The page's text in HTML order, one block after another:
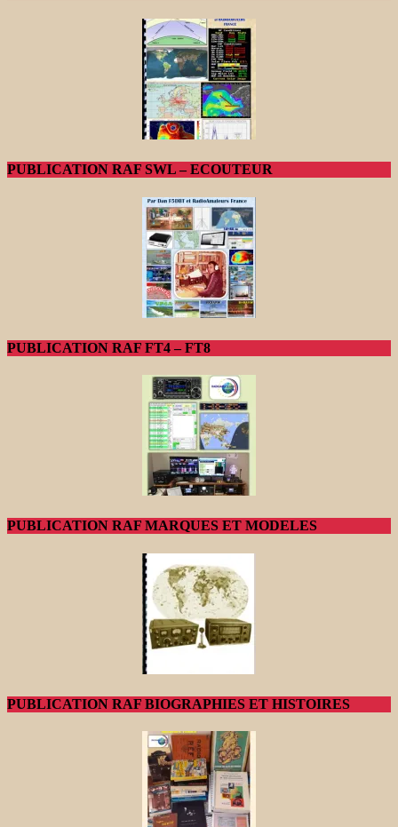
PUBLICATION RAF SWL – ECOUTEUR
PUBLICATION RAF FT4 – FT8
PUBLICATION RAF MARQUES ET MODELES
PUBLICATION RAF BIOGRAPHIES ET HISTOIRES